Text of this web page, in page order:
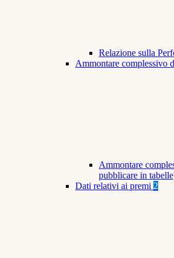
Relazione sulla
Ammontare complessivo
Ammontare
pubblicare in
Dati relativi ai premi 2